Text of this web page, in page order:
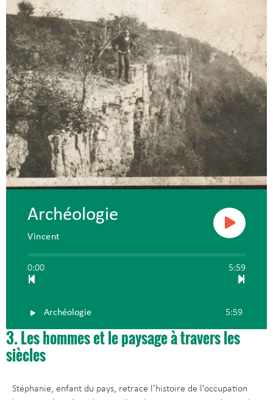
Archéologie
Vincent
0:00 5:59
Archéologie 5:59
3. Les hommes et le paysage à travers les
siècles
Stéphanie, enfant du pays, retrace l’histoire de l’occupation